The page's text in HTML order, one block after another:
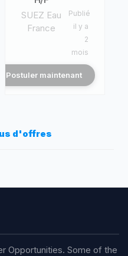
SUEZ Eau
France
Publié
il y a
2
mois
Postuler maintenant
d'offres
Opportunities. Some of the